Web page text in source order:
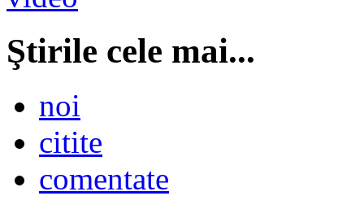
Ştirile cele mai...
noi
citite
comentate